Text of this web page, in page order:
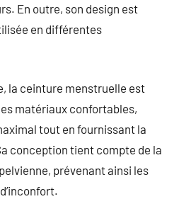
En outre, son design est
en différentes
la ceinture menstruelle est
matériaux confortables,
tout en fournissant la
conception tient compte de la
prévenant ainsi les